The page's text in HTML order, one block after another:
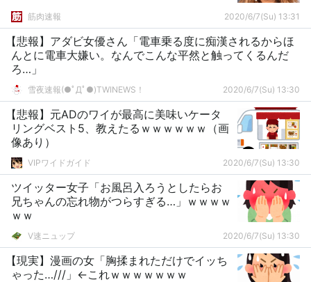
筋肉速報 2020/6/7(Su) 13:31
【悲報】アダビ女優さん「電車乗る度に痴漢されるからほ
んとに電車大嫌い。なんでこんな平然と触ってくるんだ
ろ…」
雪夜速報(●ﾟДﾟ●)TWINEWS！ 2020/6/7(Su) 13:30
【悲報】元ADのワイが最高に美味いケータ
リングベスト5、教えたるｗｗｗｗｗｗ（画
像あり）
VIPワイドガイド 2020/6/7(Su) 13:30
ツイッター女子「お風呂入ろうとしたらお
兄ちゃんの忘れ物がつらすぎる…」ｗｗｗｗ
ｗｗ
V速ニュップ 2020/6/7(Su) 13:30
【現実】漫画の女「胸揉まれただけでイッち
ゃった…///」←これｗｗｗｗｗｗｗ